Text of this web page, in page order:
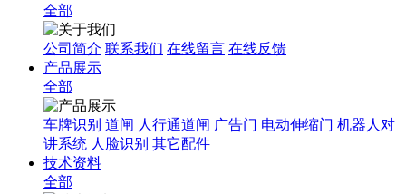
全部
公司简介 联系我们 在线留言 在线反馈
产品展示
全部
车牌识别 道闸 人行通道闸 广告门 电动伸缩门 机器人对
讲系统 人脸识别 其它配件
技术资料
全部